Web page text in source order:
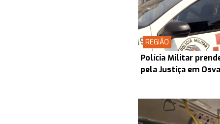
REGIÃO
Polícia Militar
pela Justiça em